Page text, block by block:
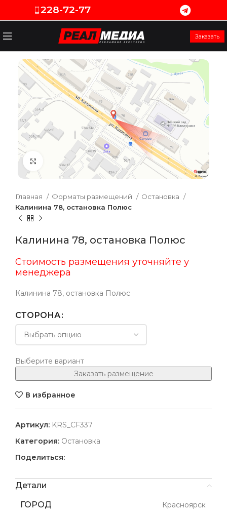
228-72-77
Заказать
Увеличить
Главная Форматы размещений
Остановка
Калинина 78, остановка Полюс
Калинина 78, остановка Полюс
Стоимость размещения уточняйте у
менеджера
Калинина 78, остановка Полюс
СТОРОНА
Выберите вариант
Заказать размещение
В избранное
Артикул: KRS_CF337
Категория: Остановка
Поделиться:
Детали
ГОРОД
Красноярск